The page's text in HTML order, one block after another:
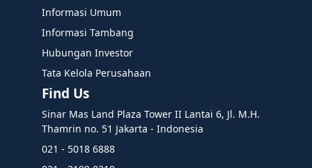
Informasi Umum
Informasi Tambang
Hubungan Investor
Tata Kelola Perusahaan
Find Us
Sinar Mas Land Plaza Tower II Lantai 6, Jl. M.H.
Thamrin no. 51 Jakarta - Indonesia
021 - 5018 6888